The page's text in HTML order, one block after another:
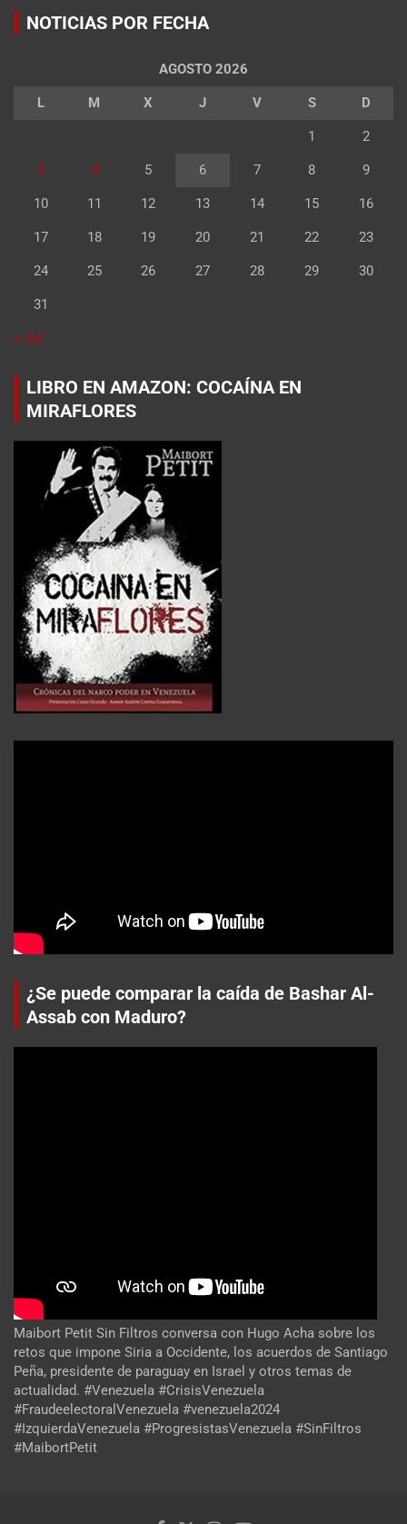
NOTICIAS POR FECHA
AGOSTO 2026
L M X J V S D
1 2
3 4 5 6 7 8 9
10 11 12 13 14 15 16
17 18 19 20 21 22 23
24 25 26 27 28 29 30
31
« Jul
LIBRO EN AMAZON: COCAÍNA EN
MIRAFLORES
¿Se puede comparar la caída de Bashar Al-
Assab con Maduro?
Maibort Petit Sin Filtros conversa con Hugo Acha sobre los
retos que impone Siria a Occidente, los acuerdos de Santiago
Peña, presidente de paraguay en Israel y otros temas de
actualidad. #Venezuela #CrisisVenezuela
#FraudeelectoralVenezuela #venezuela2024
#IzquierdaVenezuela #ProgresistasVenezuela #SinFiltros
#MaibortPetit